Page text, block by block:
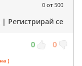
0 от 500
| Регистрирай се
0 0
)